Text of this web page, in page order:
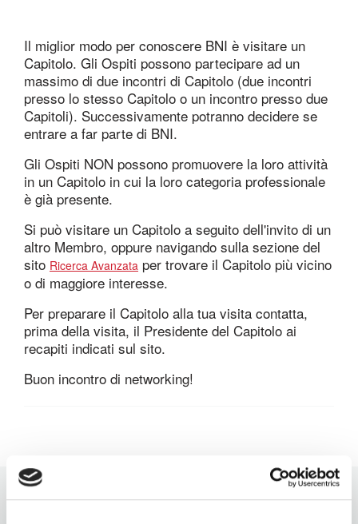
Il miglior modo per conoscere BNI è visitare un
Capitolo. Gli Ospiti possono partecipare ad un
massimo di due incontri di Capitolo (due incontri
presso lo stesso Capitolo o un incontro presso due
Capitoli). Successivamente potranno decidere se
entrare a far parte di BNI.
Gli Ospiti NON possono promuovere la loro attività
in un Capitolo in cui la loro categoria professionale
è già presente.
Si può visitare un Capitolo a seguito dell'invito di un
altro Membro, oppure navigando sulla sezione del
sito Ricerca Avanzata per trovare il Capitolo più vicino
o di maggiore interesse.
Per preparare il Capitolo alla tua visita contatta,
prima della visita, il Presidente del Capitolo ai
recapiti indicati sul sito.
Buon incontro di networking!